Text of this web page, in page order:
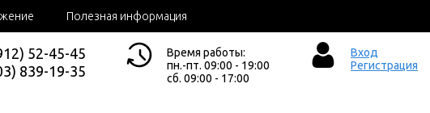
Полезная информация
52-45-45
839-19-35
Время работы:
пн.-пт. 09:00 - 19:00
сб. 09:00 - 17:00
Вход
Регистрация